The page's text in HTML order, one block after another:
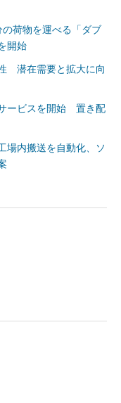
荷物を運べる「ダブ
開始
潜在需要と拡大に向
ービスを開始 置き配
場内搬送を自動化、ソ